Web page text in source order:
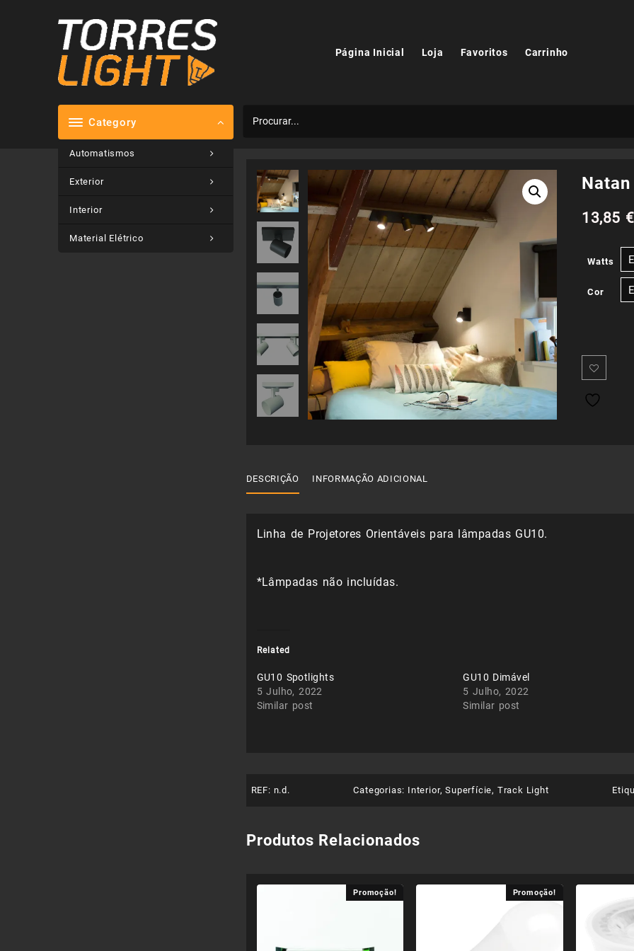
Página Inicial Loja Favoritos Carrinho
Category
Automatismos
Exterior
Interior
Material Elétrico
Natan
13,85 €
Watts
Cor
DESCRIÇÃO INFORMAÇÃO ADICIONAL
Linha de Projetores Orientáveis para lâmpadas GU10.
*Lâmpadas não incluídas.
Related
GU10 Spotlights
5 Julho, 2022
Similar post
GU10 Dimável
5 Julho, 2022
Similar post
REF: n.d. Categorias: Interior,Superfície, Track Light
Produtos Relacionados
Promoção! Promoção!